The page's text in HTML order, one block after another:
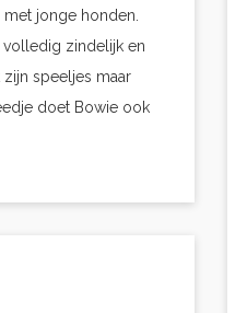
jonge honden.
volledig zindelijk en
speeljes maar
doet Bowie ook